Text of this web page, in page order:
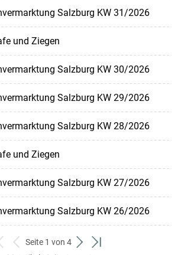
Salzburg KW 31/2026
und Ziegen
Salzburg KW 30/2026
Salzburg KW 29/2026
Salzburg KW 28/2026
und Ziegen
Salzburg KW 27/2026
Salzburg KW 26/2026
zum
zurück
Seite 1 von 4
weiterzum